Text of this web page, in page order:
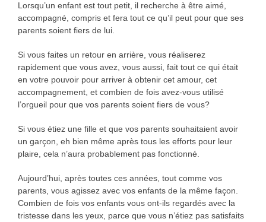
Lorsqu’un enfant est tout petit, il recherche à être aimé,
accompagné, compris et fera tout ce qu’il peut pour que ses
parents soient fiers de lui.
Si vous faites un retour en arrière, vous réaliserez
rapidement que vous avez, vous aussi, fait tout ce qui était
en votre pouvoir pour arriver à obtenir cet amour, cet
accompagnement, et combien de fois avez-vous utilisé
l’orgueil pour que vos parents soient fiers de vous?
Si vous étiez une fille et que vos parents souhaitaient avoir
un garçon, eh bien même après tous les efforts pour leur
plaire, cela n’aura probablement pas fonctionné.
Aujourd’hui, après toutes ces années, tout comme vos
parents, vous agissez avec vos enfants de la même façon.
Combien de fois vos enfants vous ont-ils regardés avec la
tristesse dans les yeux, parce que vous n’étiez pas satisfaits